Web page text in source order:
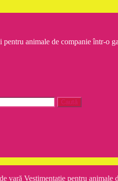
pentru animale de companie într-o
vară Vestimentație pentru animale